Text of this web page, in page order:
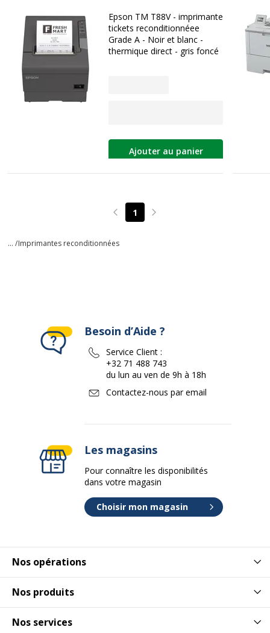
Epson TM T88V - imprimante
tickets reconditionnéee
Grade A - Noir et blanc -
thermique direct - gris foncé
Ajouter au panier
Page précédente
1 Page suivante
... /Imprimantes reconditionnées
Nos opérations
Nos produits
Nos services
Besoin d’Aide ?
Service Client :
+32 71 488 743
du lun au ven de 9h à 18h
Contactez-nous par email
Les magasins
Pour connaître les disponibilités
dans votre magasin
Choisir mon magasin